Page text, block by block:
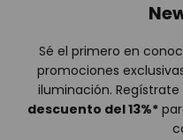
Sé el primero en
promociones
iluminación.
descuento del13%*